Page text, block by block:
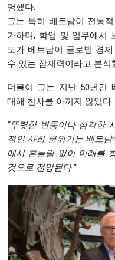
평했다.
그는 특히 베트남이 전통
가하며, 학업 및 업무에서
도가 베트남이 글로벌 경
수 있는 잠재력이라고 분석
더불어 그는 지난 50년간
대해 찬사를 아끼지 않았다.
“뚜렷한 변동이나 심각한
적인 사회 분위기는 베트남
에서 흔들림 없이 미래를
것으로 전망된다.”